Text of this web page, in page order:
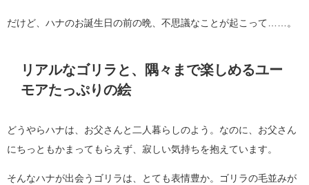
だけど、ハナのお誕生日の前の晩、不思議なことが起こって……。
リアルなゴリラと、隅々まで楽しめるユー
モアたっぷりの絵
どうやらハナは、お父さんと二人暮らしのよう。なのに、お父さん
にちっともかまってもらえず、寂しい気持ちを抱えています。
そんなハナが出会うゴリラは、とても表情豊か。ゴリラの毛並みが